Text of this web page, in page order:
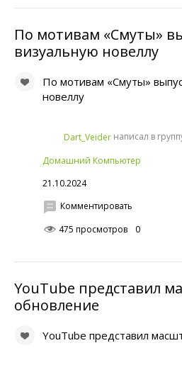
По мотивам «Смуты»
визуальную новеллу
По мотивам «Смуты»
новеллу
Dart_Veider написал в
Домашний Компьютер
21.10.2024
Комментировать
475 просмотров
0
YouTube представил
обновление
YouTube представил